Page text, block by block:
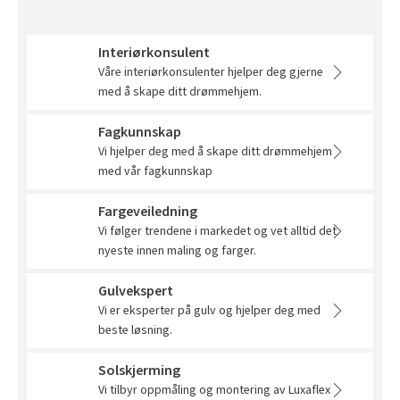
Populære beige farger
Farger til barnerom
Book interiørkonsulent
Legge klikkvinyl
Finn din butikk
Hjemlevering
Book interiørkonsulent
MÅNEDENS GULV I AUGUST:
Hjemlevering
Book interiørkonsulent
Slik gjør du uteplassen klar – se tips og bli inspirert
Finn din butikk
Hjemlevering
Hjemlevering
Interiørkonsulent
Våre interiørkonsulenter hjelper deg gjerne
med å skape ditt drømmehjem.
Fagkunnskap
Vi hjelper deg med å skape ditt drømmehjem
med vår fagkunnskap
Fargeveiledning
Vi følger trendene i markedet og vet alltid det
nyeste innen maling og farger.
Gulvekspert
Vi er eksperter på gulv og hjelper deg med
beste løsning.
Solskjerming
Vi tilbyr oppmåling og montering av Luxaflex